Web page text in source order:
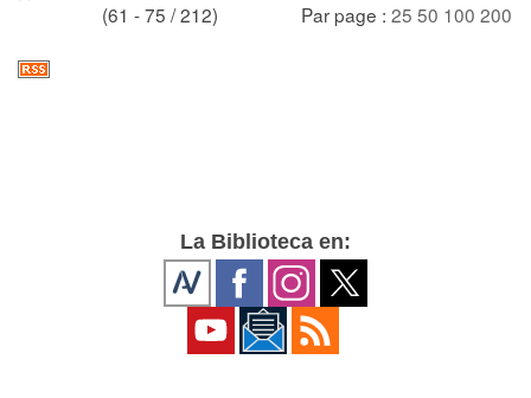
(61 - 75 / 212) Par page : 25 50 100 200
La Biblioteca en: